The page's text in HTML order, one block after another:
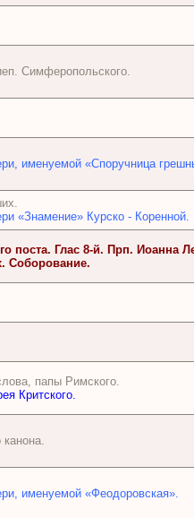
Симферопольского.
именуемой «Споручница
«Знамение» Курско - Коренной.
поста. Глас 8-й. Прп. Иоанна
Соборование.
папы Римского.
Критского.
именуемой «Феодоровская».